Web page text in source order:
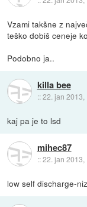
Vzami takšne z
teško dobiš ceneje
Podobno ja..
killa bee
::22. jan 2013,
kaj pa je to lsd
mihec87
::22. jan 2013,
low self discharge-